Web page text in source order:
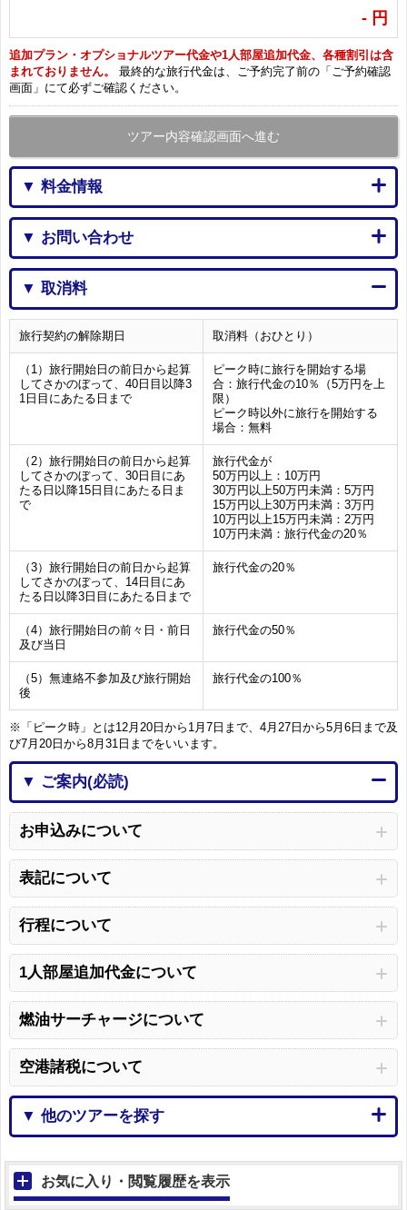
- 円
追加プラン・オプショナルツアー代金や1人部屋追加代金、各種割引は含
まれておりません。
最終的な旅行代金は、ご予約完了前の「ご予約確認
画面」にて必ずご確認ください。
ツアー内容確認画面へ進む
▼ 料金情報
▼ お問い合わせ
▼ 取消料
旅行契約の解除期日 取消料（おひとり）
（1）旅行開始日の前日から起算
してさかのぼって、40日目以降3
1日目にあたる日まで
ピーク時に旅行を開始する場
合：旅行代金の10％（5万円を上
限）
ピーク時以外に旅行を開始する
場合：無料
（2）旅行開始日の前日から起算
してさかのぼって、30日目にあ
たる日以降15日目にあたる日ま
で
旅行代金が
50万円以上：10万円
30万円以上50万円未満：5万円
15万円以上30万円未満：3万円
10万円以上15万円未満：2万円
10万円未満：旅行代金の20％
（3）旅行開始日の前日から起算
してさかのぼって、14日目にあ
たる日以降3日目にあたる日まで
旅行代金の20％
（4）旅行開始日の前々日・前日
及び当日
旅行代金の50％
（5）無連絡不参加及び旅行開始
後
旅行代金の100％
※「ピーク時」とは12月20日から1月7日まで、4月27日から5月6日まで及
び7月20日から8月31日までをいいます。
▼ ご案内(必読)
お申込みについて
表記について
行程について
1人部屋追加代金について
燃油サーチャージについて
空港諸税について
▼ 他のツアーを探す
お気に入り・閲覧履歴を表示